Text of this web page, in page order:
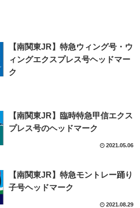
【南関東JR】特急ウィング号・ウ
ィングエクスプレス号ヘッドマー
ク
【南関東JR】臨時特急甲信エクス
プレス号のヘッドマーク
2021.05.06
【南関東JR】特急モントレー踊り
子号ヘッドマーク
2021.08.29